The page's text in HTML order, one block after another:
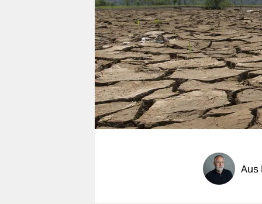
veranstaltungen
shop
fragen & hilfe
unterstützen
abo
genossenschaft
Aus